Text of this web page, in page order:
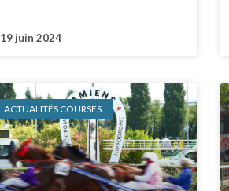
19 juin 2024
ACTUALITÉS COURSES